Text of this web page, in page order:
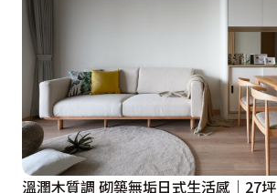
溫潤木質調 砌築無垢日式生活感│27坪